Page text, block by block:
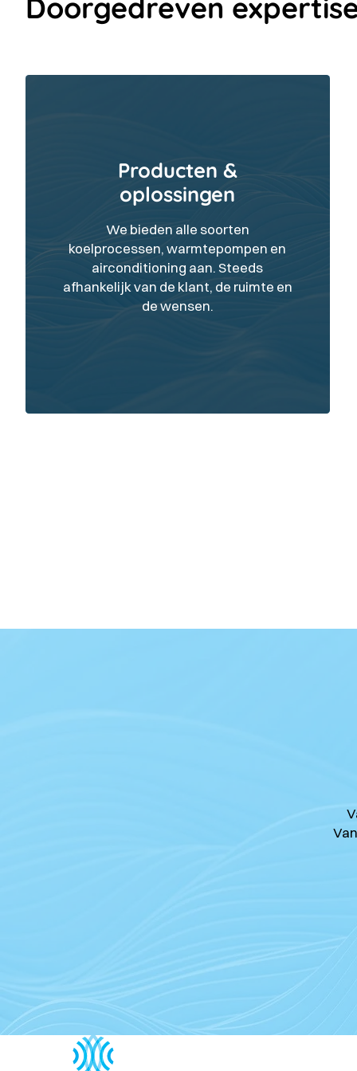
Doorgedreven
Producten &
oplossingen
We bieden alle soorten
koelprocessen, warmtepompen en
airconditioning aan. Steeds
afhankelijk van de klant, de ruimte en
de wensen.